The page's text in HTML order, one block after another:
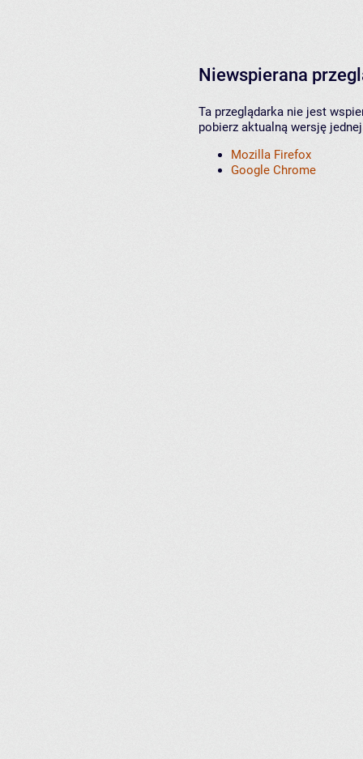
Niewspierana
Ta przeglądarka nie jest
pobierz aktualną wersję
Mozilla Firefox
Google Chrome